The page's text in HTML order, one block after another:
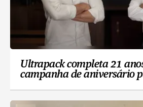
Ultrapack completa 21
campanha de aniversário